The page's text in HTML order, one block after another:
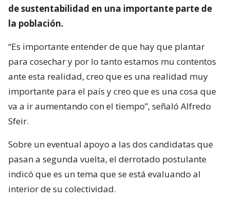
de sustentabilidad en una importante parte de
la población.
“Es importante entender de que hay que plantar
para cosechar y por lo tanto estamos mu contentos
ante esta realidad, creo que es una realidad muy
importante para el país y creo que es una cosa que
va a ir aumentando con el tiempo”, señaló Alfredo
Sfeir.
Sobre un eventual apoyo a las dos candidatas que
pasan a segunda vuelta, el derrotado postulante
indicó que es un tema que se está evaluando al
interior de su colectividad.